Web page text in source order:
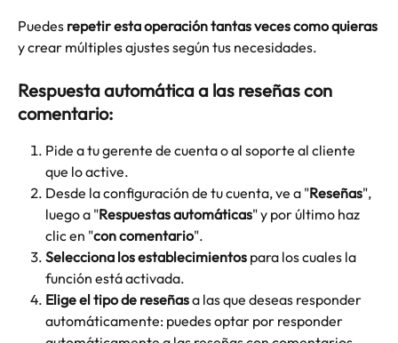
Puedes repetir esta operación tantas veces como quieras
y crear múltiples ajustes según tus necesidades.
Respuesta automática a las reseñas con
comentario:
Pide a tu gerente de cuenta o al soporte al cliente
que lo active.
Desde la configuración de tu cuenta, ve a "Reseñas",
luego a "Respuestas automáticas" y por último haz
clic en "con comentario".
Selecciona los establecimientos para los cuales la
función está activada.
Elige el tipo de reseñas a las que deseas responder
automáticamente: puedes optar por responder